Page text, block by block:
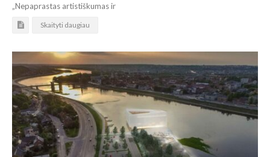
„Nepaprastas artistiškumas ir
Skaityti daugiau